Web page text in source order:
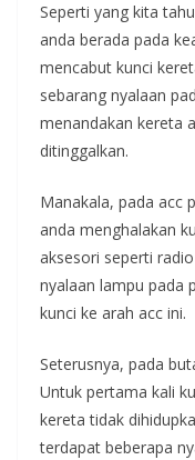
Seperti yang kita
anda berada pada
mencabut kunci
sebarang nyalaan
menandakan kereta
ditinggalkan.
Manakala, pada acc
anda menghalakan
aksesori seperti
nyalaan lampu pada
kunci ke arah acc ini.
Seterusnya, pada
Untuk pertama kali
kereta tidak
terdapat beberapa